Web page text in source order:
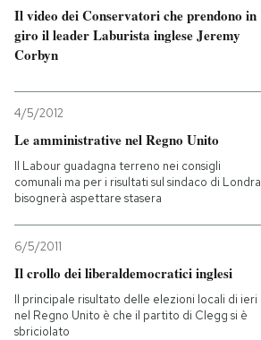
Il video dei Conservatori che prendono in
giro il leader Laburista inglese Jeremy
Corbyn
4/5/2012
Le amministrative nel Regno Unito
Il Labour guadagna terreno nei consigli
comunali ma per i risultati sul sindaco di Londra
bisognerà aspettare stasera
6/5/2011
Il crollo dei liberaldemocratici inglesi
Il principale risultato delle elezioni locali di ieri
nel Regno Unito è che il partito di Clegg si è
sbriciolato